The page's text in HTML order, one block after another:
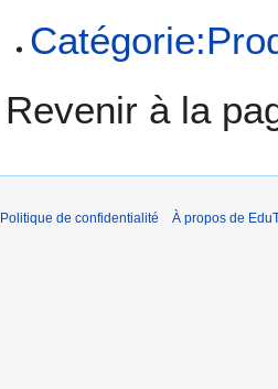
Revenir à la
Politique de confidentialité À propos de